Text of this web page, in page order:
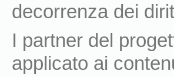
decorrenza dei
I partner del
applicato ai